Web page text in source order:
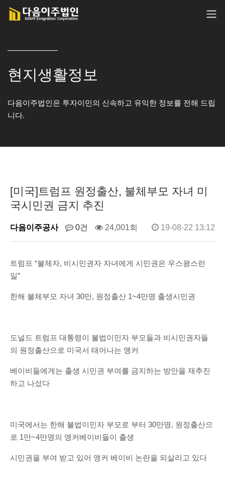
현지생활정보
다음이주법인은 투자이민의 신속하고 유익한 정보를 전해 드립
니다.
[미국]트럼프 원정출산, 불체부모 자녀 미
국시민권 금지 추진
다음이주공사 0건 24,001회 19-08-22 13:12
트럼프 “불체자, 비시민권자 자녀에게 시민권은 우스꽝스런
일”
한해 불체부모 자녀 30만, 원정출산 1~4만명 출생시민권
도널드 트럼프 대통령이 불법이민자 부모들과 비시민권자들
의 원정출산으로 미국서 태어나는 앵커
베이비들에게는 출생 시민권 부여를 금지하는 방안을 재추진
하고 나섰다
미국에서는 한해 불법이민자 부모로 부터 30만명, 원정출산으
로 1만~4만명의 앵커베이비들이 출생
시민권을 부여 받고 있어 앵커 베이비 논란을 되살리고 있다